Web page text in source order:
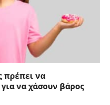
πρέπει να
να χάσουν βάρος